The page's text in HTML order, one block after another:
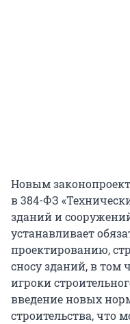
Новым
в 384-ФЗ
зданий и
устанавливает
проектированию,
сносу зданий, в
игроки
введение новых
строительства, что